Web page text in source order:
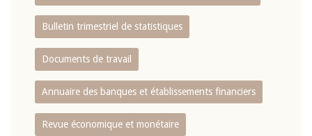
Bulletin trimestriel de statistiques
Documents de travail
Annuaire des banques et établissements financiers
Revue économique et monétaire